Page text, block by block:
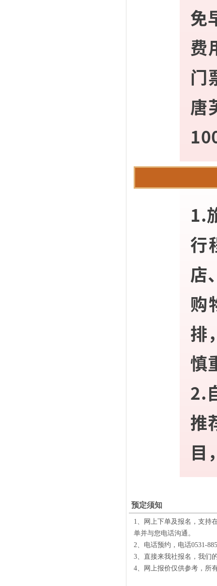
免
费
门
唐
1.
行
店
购
排
慎
2.
推
目
预定须知
1、网上下单及报名，支持
单并与您电话沟通。
2、电话预约，电话0531-
3、直接来我社报名，我们
4、网上报价仅供参考，所